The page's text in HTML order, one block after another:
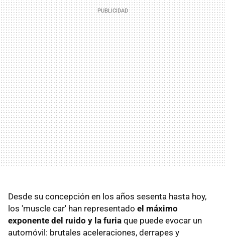
Desde su concepción en los años sesenta hasta hoy,
los 'muscle car' han representado el máximo
exponente del ruido y la furia que puede evocar un
automóvil: brutales aceleraciones, derrapes y